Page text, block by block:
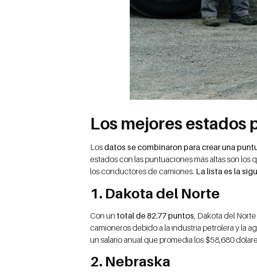
Los mejores estados
Los datos se combinaron para crear una
estados con las puntuaciones más altas son
los conductores de camiones. La lista es la
1. Dakota del Norte
Con un total de 82.77 puntos , Dakota del
camioneros debido a la industria petrolera y la
un salario anual que promedia los $58,680
2. Nebraska